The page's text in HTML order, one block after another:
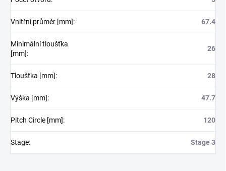
Vnitřní průměr [mm]: 67.4
Minimální tloušťka
[mm]:
26
Tloušťka [mm]: 28
Výška [mm]: 47.7
Pitch Circle [mm]: 120
Stage: Stage 3